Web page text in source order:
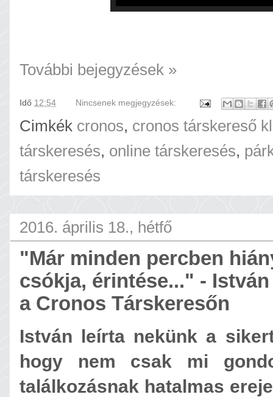
További bejegyzések »
Idő 12:54 Nincsenek megjegyzések:
Cimkék cronos, cronos társkereső
társkeresés, online társkeresés,
társkeresés
2016. április 18., hétfő
"Már minden percben
csókja, érintése..." -
a Cronos Társkeresőn
István leírta nekünk a
hogy nem csak mi
találkozásnak hatalmas